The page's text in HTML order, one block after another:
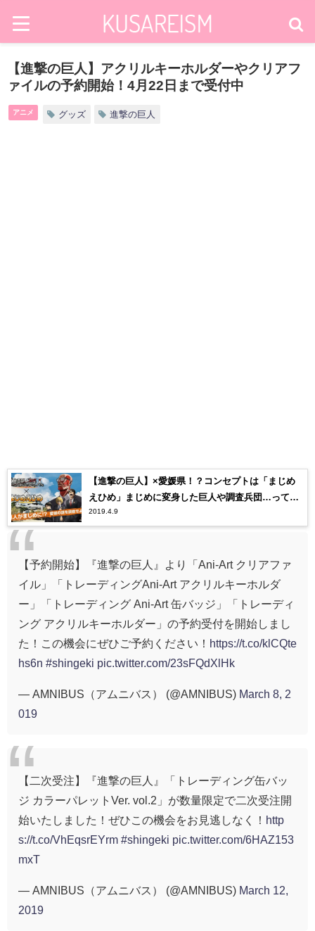
【進撃の巨人】アクリルキーホルダーやクリアフ
ァイルの予約開始！4月22日まで受付中
アニメ グッズ 進撃の巨人
【進撃の巨人】×愛媛県！？コンセプトは「まじめ
えひめ」まじめに変身した巨人や調査兵団…って一
体なにそれ！？
2019.4.9
【予約開始】『進撃の巨人』より「Ani-Art クリアファ
イル」「トレーディングAni-Art アクリルキーホルダ
ー」「トレーディング Ani-Art 缶バッジ」「トレーディ
ング アクリルキーホルダー」の予約受付を開始しまし
た！この機会にぜひご予約ください！ https://t.co/klCQte
hs6n #shingeki pic.twitter.com/23sFQdXlHk
— AMNIBUS（アムニバス） (@AMNIBUS) March 8, 2
019
【二次受注】『進撃の巨人』「トレーディング缶バッ
ジ カラーパレットVer. vol.2」が数量限定で二次受注開
始いたしました！ぜひこの機会をお見逃しなく！ http
s://t.co/VhEqsrEYrm #shingeki pic.twitter.com/6HAZ153
mxT
— AMNIBUS（アムニバス） (@AMNIBUS) March 12,
2019